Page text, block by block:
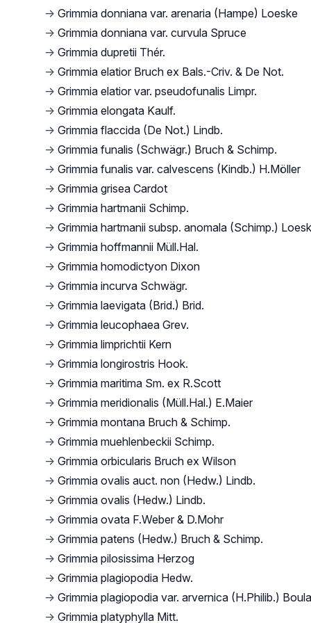
→ Grimmia donniana var. arenaria (Hampe) Loeske
→ Grimmia donniana var. curvula Spruce
→ Grimmia dupretii Thér.
→ Grimmia elatior Bruch ex Bals.-Criv. & De Not.
→ Grimmia elatior var. pseudofunalis Limpr.
→ Grimmia elongata Kaulf.
→ Grimmia flaccida (De Not.) Lindb.
→ Grimmia funalis (Schwägr.) Bruch & Schimp.
→ Grimmia funalis var. calvescens (Kindb.) H.Möller
→ Grimmia grisea Cardot
→ Grimmia hartmanii Schimp.
→ Grimmia hartmanii subsp. anomala (Schimp.)
→ Grimmia hoffmannii Müll.Hal.
→ Grimmia homodictyon Dixon
→ Grimmia incurva Schwägr.
→ Grimmia laevigata (Brid.) Brid.
→ Grimmia leucophaea Grev.
→ Grimmia limprichtii Kern
→ Grimmia longirostris Hook.
→ Grimmia maritima Sm. ex R.Scott
→ Grimmia meridionalis (Müll.Hal.) E.Maier
→ Grimmia montana Bruch & Schimp.
→ Grimmia muehlenbeckii Schimp.
→ Grimmia orbicularis Bruch ex Wilson
→ Grimmia ovalis auct. non (Hedw.) Lindb.
→ Grimmia ovalis (Hedw.) Lindb.
→ Grimmia ovata F.Weber & D.Mohr
→ Grimmia patens (Hedw.) Bruch & Schimp.
→ Grimmia pilosissima Herzog
→ Grimmia plagiopodia Hedw.
→ Grimmia plagiopodia var. arvernica (H.Philib.)
→ Grimmia platyphylla Mitt.